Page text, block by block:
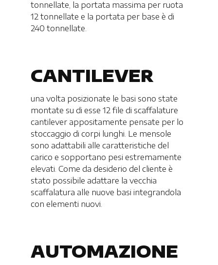
tonnellate, la portata massima per ruota
12 tonnellate e la portata per base è di
240 tonnellate.
CANTILEVER
una volta posizionate le basi sono state
montate su di esse 12 file di scaffalature
cantilever appositamente pensate per lo
stoccaggio di corpi lunghi. Le mensole
sono adattabili alle caratteristiche del
carico e sopportano pesi estremamente
elevati. Come da desiderio del cliente è
stato possibile adattare la vecchia
scaffalatura alle nuove basi integrandola
con elementi nuovi.
AUTOMAZIONE